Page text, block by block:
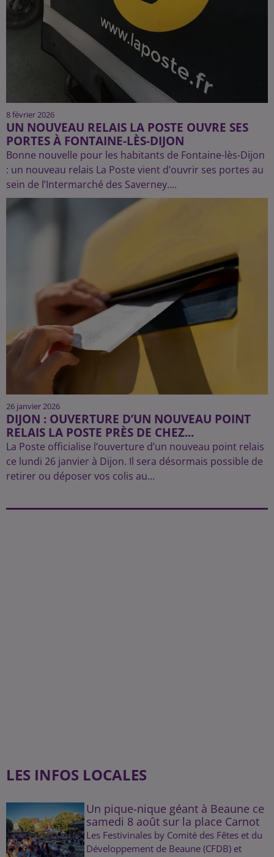
8 février 2026
UN NOUVEAU RELAIS LA POSTE OUVRE SES
PORTES À FONTAINE-LÈS-DIJON
Bonne nouvelle pour les habitants de Fontaine-lès-Dijon
: un nouveau relais La Poste vient d’ouvrir ses portes au
sein de l’Intermarché des Saverney....
26 janvier 2026
DIJON : OUVERTURE D’UN NOUVEAU POINT
RELAIS LA POSTE PRÈS DE CHEZ...
La Poste officialise l’ouverture d’un nouveau point relais
ce lundi 26 janvier à Dijon. Il sera désormais possible de
retirer ou déposer vos colis au...
LES INFOS LOCALES
Un pique-nique géant à Beaune ce
samedi 8 août sur la place Carnot
Les Festivinales by Comité des Fêtes et du
Développement de Beaune (CFDB) et